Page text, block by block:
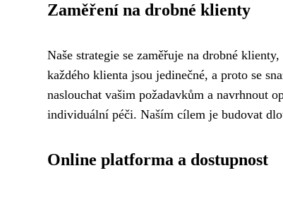
Zaměření na drobné klienty
Naše strategie se zaměřuje na drobné
každého klienta jsou jedinečné, a proto se
naslouchat vašim požadavkům a navrhnout
individuální péči. Naším cílem je budovat
Online platforma a dostupnost